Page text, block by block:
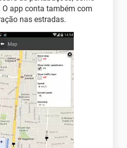
app conta também com
nas estradas.